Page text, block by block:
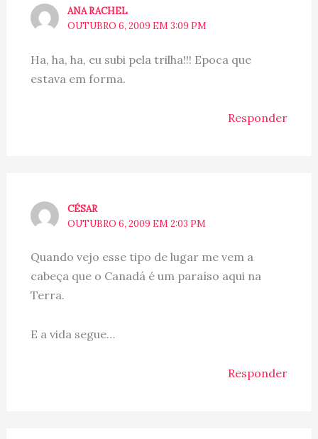
ANA RACHEL
OUTUBRO 6, 2009 EM 3:09 PM
Ha, ha, ha, eu subi pela trilha!!! Epoca que
estava em forma.
Responder
CÉSAR
OUTUBRO 6, 2009 EM 2:03 PM
Quando vejo esse tipo de lugar me vem a
cabeça que o Canadá é um paraíso aqui na
Terra.
E a vida segue…
Responder